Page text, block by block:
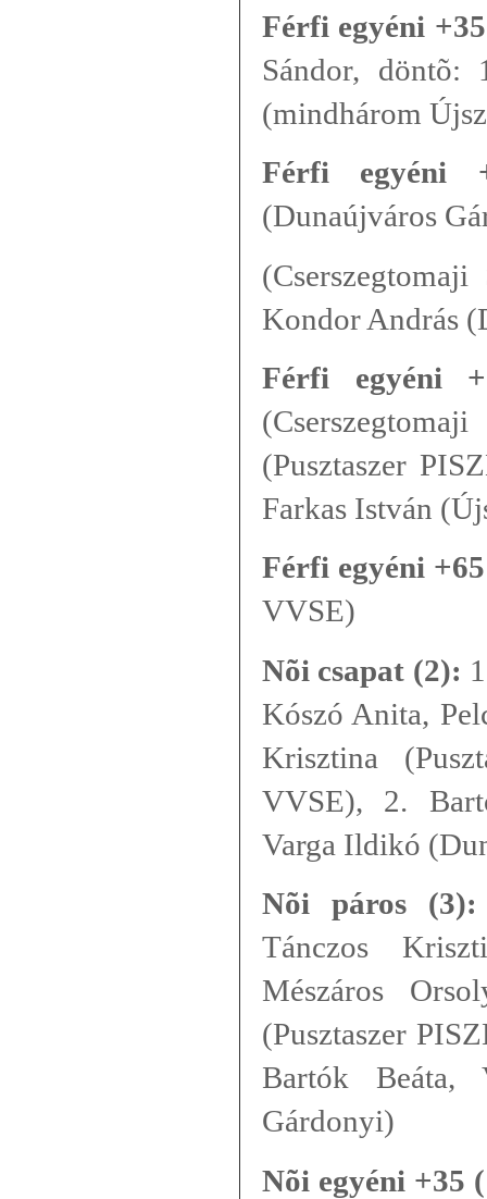
Férfi egyéni
Sándor, döntõ:
(mindhárom
Férfi egyéni
(Dunaújváros
Kondor András
Férfi egyéni
(Pusztaszer
Farkas István
Férfi egyéni
VVSE)
Nõi csapat (2):
Kószó Anita,
Krisztina
VVSE), 2.
Varga Ildikó
Nõi páros (3):
Tánczos
Mészáros
(Pusztaszer
Bartók Beáta,
Gárdonyi)
Nõi egyéni +35